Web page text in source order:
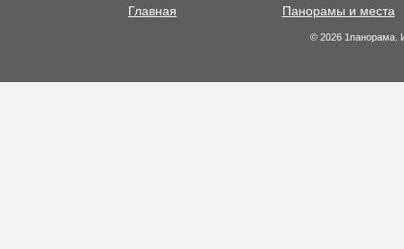
Главная Панорамы и места
© 2026 1панорама.